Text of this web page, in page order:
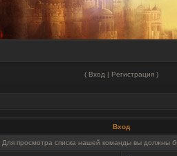
( Вход | Регистрация)
Вход
Для просмотра списка нашей команды вы должны